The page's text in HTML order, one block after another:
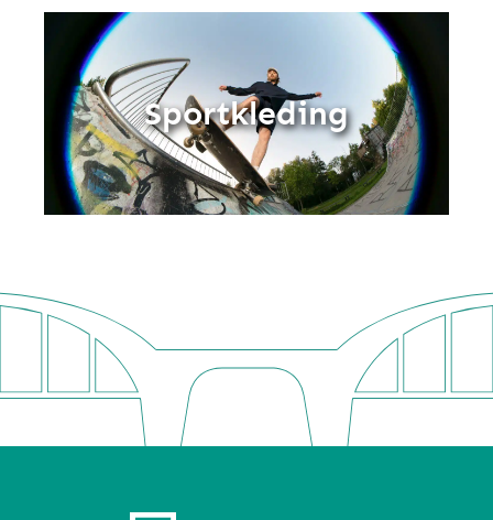
Sportkleding